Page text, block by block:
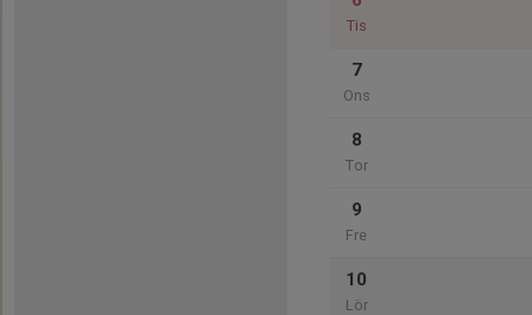
Tis
7
Ons
8
Tor
9
Fre
10
Lör